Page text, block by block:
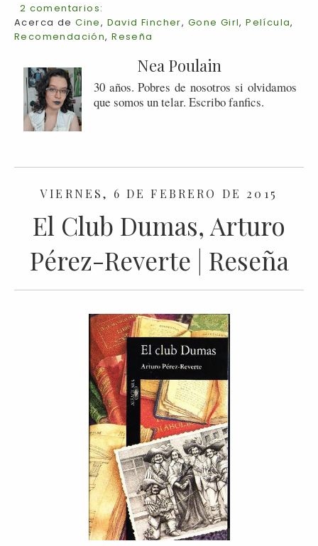
2 comentarios:
Acerca deCine, David Fincher, Gone Girl,Película,
Recomendación,Reseña
Nea Poulain
30 años. Pobres de nosotros si olvidamos
que somos un telar. Escribo fanfics.
VIERNES, 6 DE FEBRERO DE 2015
El Club Dumas, Arturo
Pérez-Reverte | Reseña